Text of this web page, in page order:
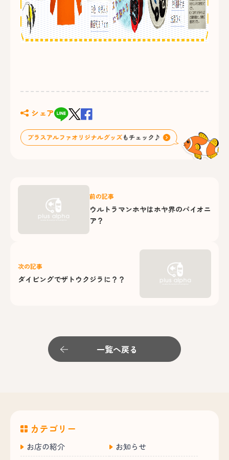
シェア
前の記事
ウルトラマンホヤはホヤ界のパイオニ
ア？
次の記事
ダイビングでザトウクジラに？？
一覧へ戻る
カテゴリー
お店の紹介
お知らせ